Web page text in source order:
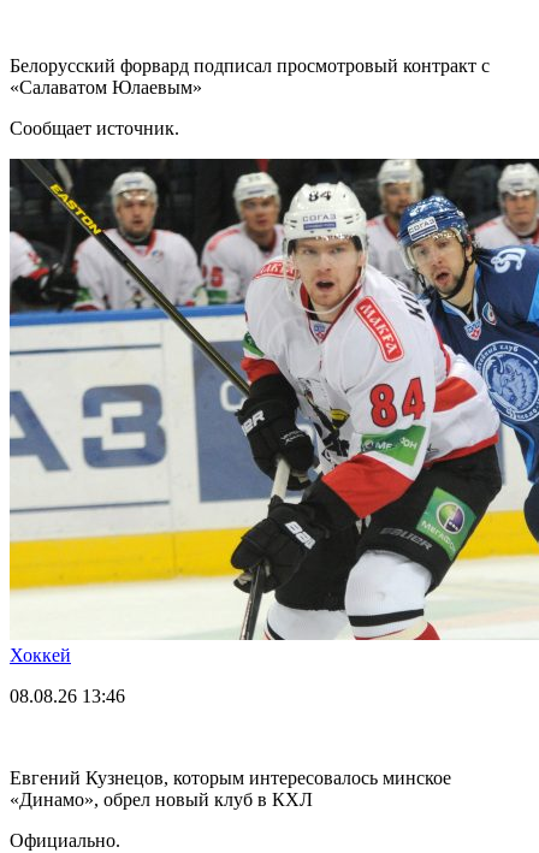
Белорусский форвард подписал просмотровый контракт с
«Салаватом Юлаевым»
Сообщает источник.
Хоккей
08.08.26 13:46
Евгений Кузнецов, которым интересовалось минское
«Динамо», обрел новый клуб в КХЛ
Официально.